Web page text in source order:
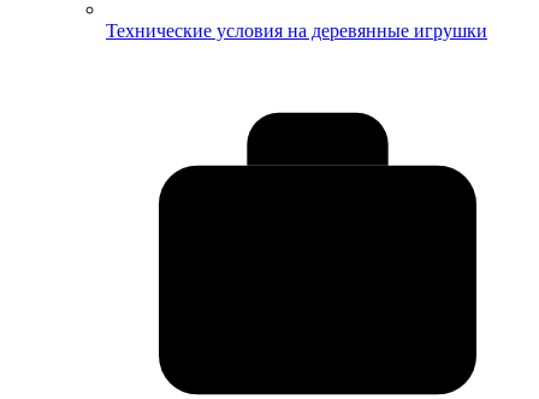
Технические условия на деревянные игрушки